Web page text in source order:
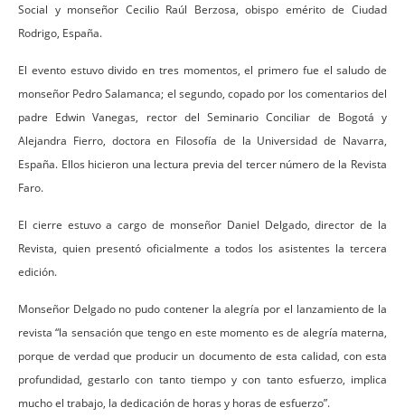
Social y monseñor Cecilio Raúl Berzosa, obispo emérito de Ciudad
Rodrigo, España.
El evento estuvo divido en tres momentos, el primero fue el saludo de
monseñor Pedro Salamanca; el segundo, copado por los comentarios del
padre Edwin Vanegas, rector del Seminario Conciliar de Bogotá y
Alejandra Fierro, doctora en Filosofía de la Universidad de Navarra,
España. Ellos hicieron una lectura previa del tercer número de la Revista
Faro.
El cierre estuvo a cargo de monseñor Daniel Delgado, director de la
Revista, quien presentó oficialmente a todos los asistentes la tercera
edición.
Monseñor Delgado no pudo contener la alegría por el lanzamiento de la
revista “la sensación que tengo en este momento es de alegría materna,
porque de verdad que producir un documento de esta calidad, con esta
profundidad, gestarlo con tanto tiempo y con tanto esfuerzo, implica
mucho el trabajo, la dedicación de horas y horas de esfuerzo”.